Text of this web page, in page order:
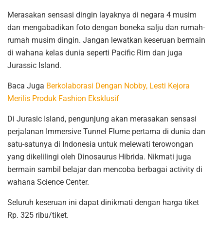
Merasakan sensasi dingin layaknya di negara 4 musim
dan mengabadikan foto dengan boneka salju dan rumah-
rumah musim dingin. Jangan lewatkan keseruan bermain
di wahana kelas dunia seperti Pacific Rim dan juga
Jurassic Island.
Baca Juga Berkolaborasi Dengan Nobby, Lesti Kejora
Merilis Produk Fashion Eksklusif
Di Jurasic Island, pengunjung akan merasakan sensasi
perjalanan Immersive Tunnel Flume pertama di dunia dan
satu-satunya di Indonesia untuk melewati terowongan
yang dikelilingi oleh Dinosaurus Hibrida. Nikmati juga
bermain sambil belajar dan mencoba berbagai activity di
wahana Science Center.
Seluruh keseruan ini dapat dinikmati dengan harga tiket
Rp. 325 ribu/tiket.